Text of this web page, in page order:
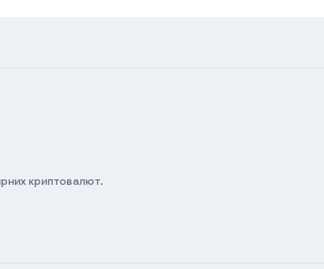
криптовалют.